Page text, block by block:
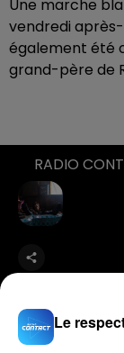
Une marche
vendredi après-
également été
grand-père de
Le